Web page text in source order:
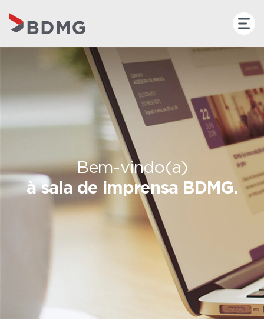
Bem-vindo(a)
à sala de imprensa BDMG.